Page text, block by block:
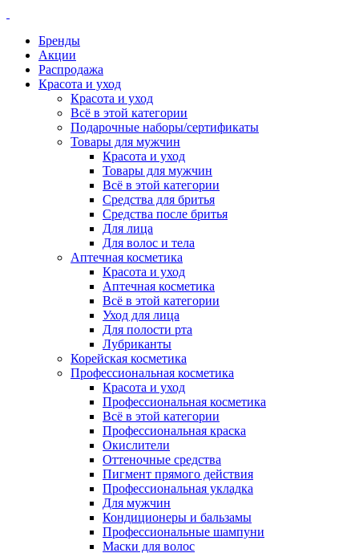
Бренды
Акции
Распродажа
Красота и уход
Красота и уход
Всё в этой категории
Подарочные наборы/сертификаты
Товары для мужчин
Красота и уход
Товары для мужчин
Всё в этой категории
Средства для бритья
Средства после бритья
Для лица
Для волос и тела
Аптечная косметика
Красота и уход
Аптечная косметика
Всё в этой категории
Уход для лица
Для полости рта
Лубриканты
Корейская косметика
Профессиональная косметика
Красота и уход
Профессиональная косметика
Всё в этой категории
Профессиональная краска
Окислители
Оттеночные средства
Пигмент прямого действия
Профессиональная укладка
Для мужчин
Кондиционеры и бальзамы
Профессиональные шампуни
Маски для волос